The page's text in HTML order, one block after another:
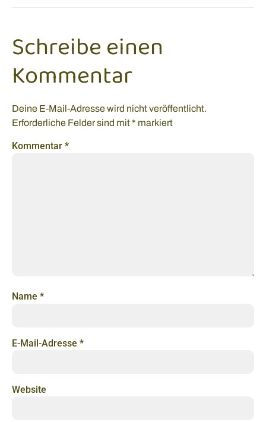
Schreibe einen
Kommentar
Deine E-Mail-Adresse wird nicht veröffentlicht.
Erforderliche Felder sind mit* markiert
Kommentar *
Name *
E-Mail-Adresse *
Website